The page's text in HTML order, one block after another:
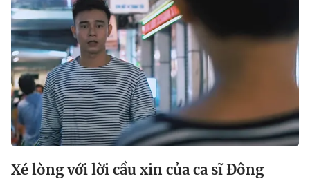
Xé lòng với lời cầu xin của ca sĩ Đông